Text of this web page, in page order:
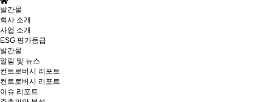
발간물
회사 소개
사업 소개
ESG 평가등급
발간물
알림 및 뉴스
컨트로버시 리포트
컨트로버시 리포트
이슈 리포트